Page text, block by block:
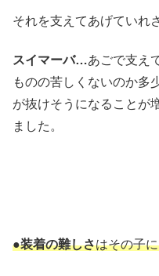
それを支えてあげていれ
スイマーバ…あごで支え
ものの苦しくないのか多
が抜けそうになることが
ました。
●装着の難しさはその子